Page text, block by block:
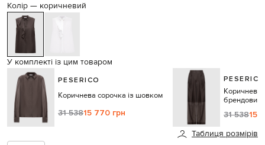
Колір — коричневий
У комплекті із цим товаром
PESERICO
Коричнева сорочка із шовком
31 53815 770 грн
PESERICO
Коричневі
брендовим
31 53815
Таблиця розмірів